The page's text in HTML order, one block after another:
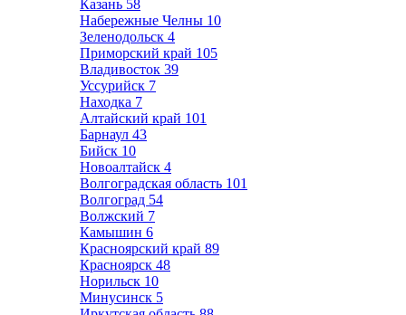
Казань 58
Набережные Челны 10
Зеленодольск 4
Приморский край 105
Владивосток 39
Уссурийск 7
Находка 7
Алтайский край 101
Барнаул 43
Бийск 10
Новоалтайск 4
Волгоградская область 101
Волгоград 54
Волжский 7
Камышин 6
Красноярский край 89
Красноярск 48
Норильск 10
Минусинск 5